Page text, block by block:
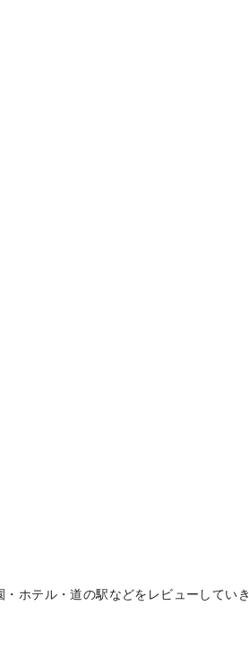
ホテル・道の駅などをレビューしていき